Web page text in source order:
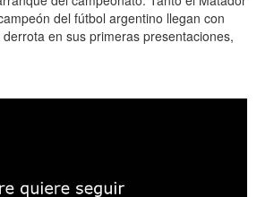
del fútbol argentino llegan con
en sus primeras presentaciones,